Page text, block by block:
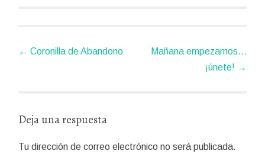
← Coronilla de Abandono
Mañana empezamos…
¡únete! →
Deja una respuesta
Tu dirección de correo electrónico no será publicada.